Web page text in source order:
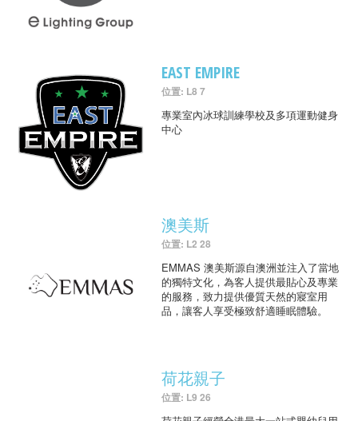
EAST EMPIRE
位置: L8 7
專業室內冰球訓練學校及多項運動健身
中心
澳美斯
位置: L2 28
EMMAS 澳美斯源自澳洲並注入了當地
的獨特文化，為客人提供最貼心及專業
的服務，致力提供優質天然的寢室用
品，讓客人享受極致舒適睡眠體驗。
荷花親子
位置: L9 26